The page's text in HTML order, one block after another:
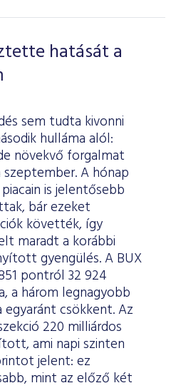
hatását a
sem tudta kivonni
hulláma alól:
növekvő forgalmat
A hónap
is jelentősebb
bár ezeket
követték, így
maradt a korábbi
gyengülés. A BUX
pontról 32 924
a három legnagyobb
csökkent. Az
220 milliárdos
ami napi szinten
jelent: ez
mint az előző két